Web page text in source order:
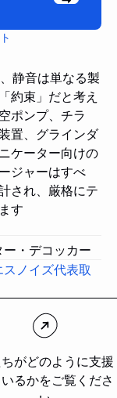
[次へ]
静音は単なる製
約束」だと考え
ポンプ、チラ
置、グラインダ
ケーター向けの
ジャーはすべ
され、厳格にテ
す
ー・デコッカー
スノイズ代表取
がどのように支援
いるかをご覧くださ